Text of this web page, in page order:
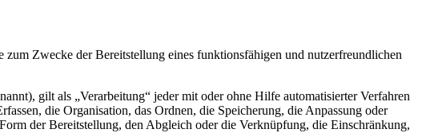
Zwecke der Bereitstellung eines funktionsfähigen und nutzerfreundlichen
gilt als „Verarbeitung“ jeder mit oder ohne Hilfe automatisierter Verfahren
die Organisation, das Ordnen, die Speicherung, die Anpassung oder
der Bereitstellung, den Abgleich oder die Verknüpfung, die Einschränkung,